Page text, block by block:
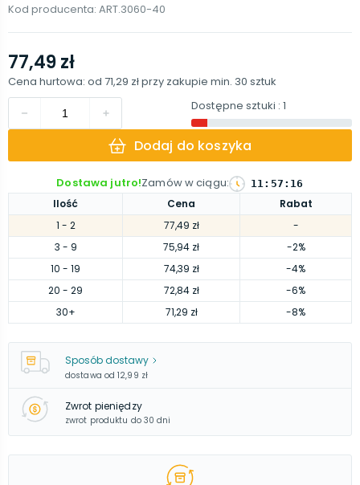
Kod producenta: ART.3060-40
Ilość Cena
Rabat
1 - 2 77,49 zł
-
3 - 9 75,94 zł
-2%
10 - 19 74,39 zł
-4%
20 - 29 72,84 zł
-6%
30+ 71,29 zł -8%
77,49 zł
Cena hurtowa: od 71,29 złprzy zakupie min. 30 sztuk
Dostępne sztuki : 1
Dodaj do koszyka
Dostawa jutro!Zamów w ciągu: 11: 57 : 15
Sposób dostawy
dostawa od 12,99 zł
Zwrot pieniędzy
zwrot produktu do 30 dni